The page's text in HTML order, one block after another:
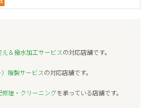
え＆撥水加工サービスの対応店舗です。
複製サービスの対応店舗です。
修理・クリーニングを承っている店舗です。